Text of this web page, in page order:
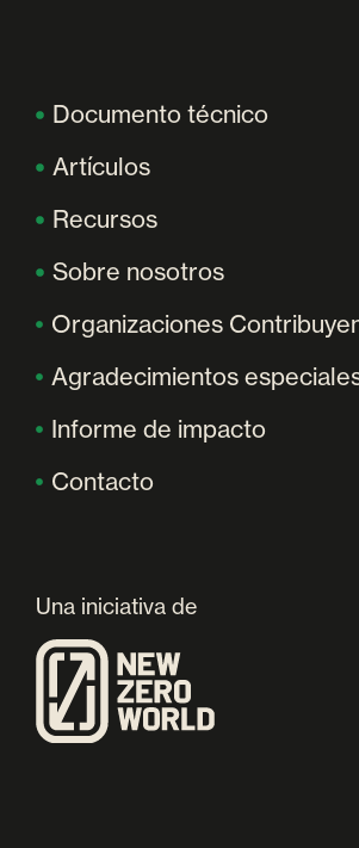
Documento técnico
Artículos
Recursos
Sobre nosotros
Organizaciones
Agradecimientos
Informe de impacto
Contacto
Una iniciativa de